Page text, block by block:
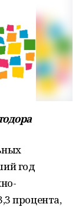
год
процента,